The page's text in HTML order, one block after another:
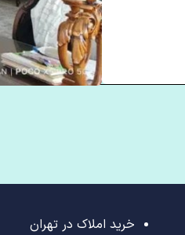
خرید املاک در تهران